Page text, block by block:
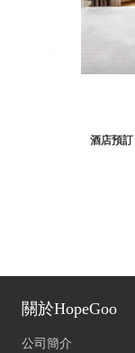
酒店預訂
關於HopeGoo
公司簡介